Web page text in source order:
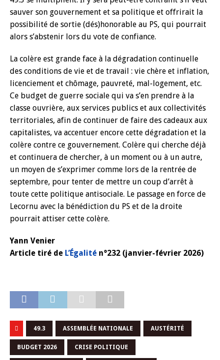
sauver son gouvernement et sa politique et offrirait la
possibilité de sortie (dés)honorable au PS, qui pourrait
alors s’abstenir lors du vote de confiance.
La colère est grande face à la dégradation continuelle
des conditions de vie et de travail : vie chère et inflation,
licenciement et chômage, pauvreté, mal-logement, etc.
Ce budget de guerre sociale qui va s’en prendre à la
classe ouvrière, aux services publics et aux collectivités
territoriales, afin de continuer de faire des cadeaux aux
capitalistes, va accentuer encore cette dégradation et la
colère contre ce gouvernement. Colère qui cherche déjà
et continuera de chercher, à un moment ou à un autre,
un moyen de s’exprimer comme lors de la rentrée de
septembre, pour tenter de mettre un coup d’arrêt à
toute cette politique antisociale. Le passage en force de
Lecornu avec la bénédiction du PS et de la droite
pourrait attiser cette colère.
Yann Venier
Article tiré de L’Égalité n°232 (janvier-février 2026)
49.3 ASSEMBLÉE NATIONALE AUSTÉRITÉ
BUDGET 2026 CRISE POLITIQUE